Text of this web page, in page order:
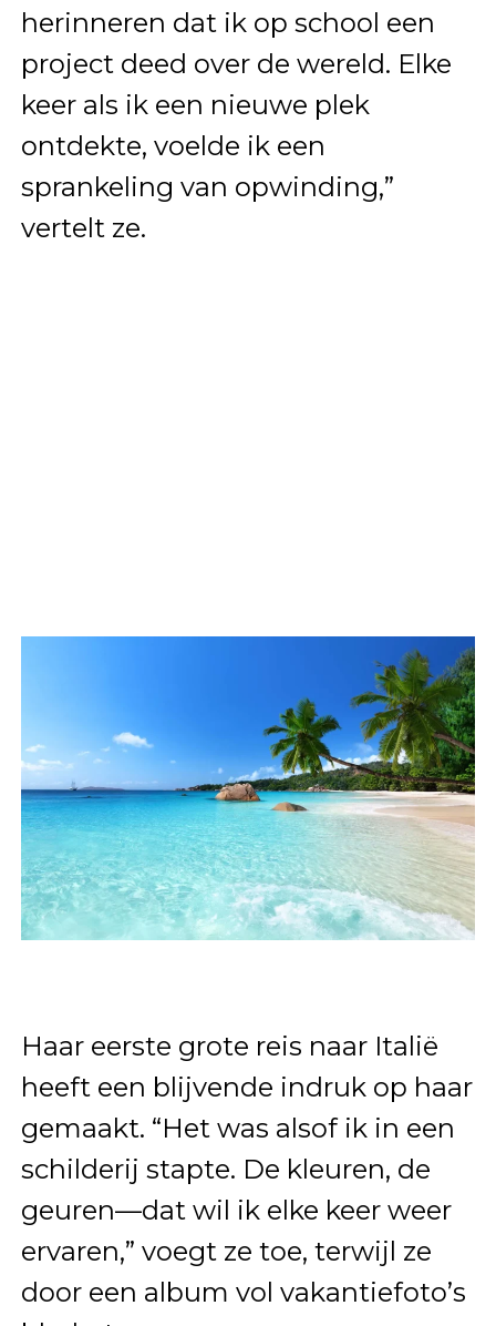
herinneren dat ik op school een
project deed over de wereld. Elke
keer als ik een nieuwe plek
ontdekte, voelde ik een
sprankeling van opwinding,”
vertelt ze.
Haar eerste grote reis naar Italië
heeft een blijvende indruk op haar
gemaakt. “Het was alsof ik in een
schilderij stapte. De kleuren, de
geuren—dat wil ik elke keer weer
ervaren,” voegt ze toe, terwijl ze
door een album vol vakantiefoto’s